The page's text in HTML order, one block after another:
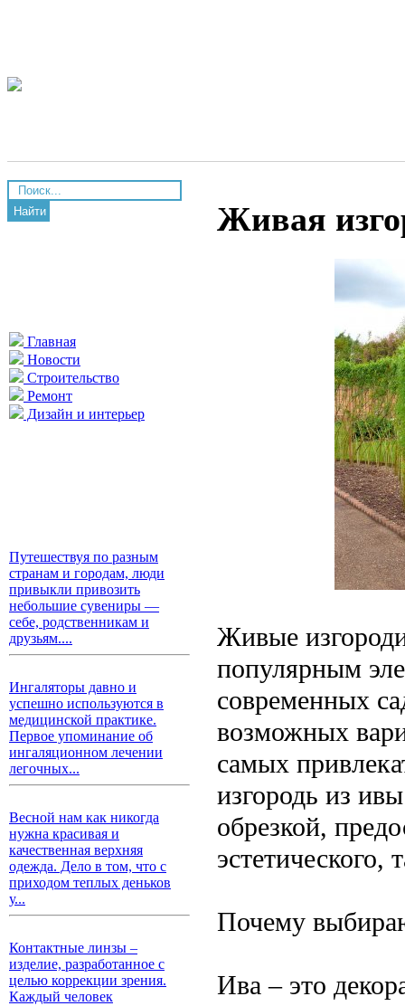
Найти
Главная
Новости
Строительство
Ремонт
Дизайн и интерьер
Путешествуя по разным
странам и городам, люди
привыкли привозить
небольшие сувениры —
себе, родственникам и
друзьям....
Ингаляторы давно и
успешно используются в
медицинской практике.
Первое упоминание об
ингаляционном лечении
легочных...
Весной нам как никогда
нужна красивая и
качественная верхняя
одежда. Дело в том, что с
приходом теплых деньков
у...
Контактные линзы –
изделие, разработанное с
целью коррекции зрения.
Каждый человек
Живая
Живые
популярным
современных
возможных
самых
изгородь из
обрезкой,
эстетического,
Почему
Ива – это